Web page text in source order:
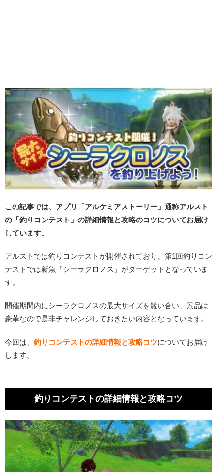
この記事では、アプリ「アルケミアストーリー」通称アルスト
の「釣りコンテスト」の詳細情報と攻略のコツについてお届け
しています。
アルストでは釣りコンテストが開催されており、第1回釣りコン
テストでは新魚「シーラクロノス」がターゲットとなっていま
す。
開催期間内にシーラクロノスの最大サイズを競い合い、景品は
豪華なので是非チャレンジしておきたい内容となっています。
今回は、 釣りコンテストの詳細情報と攻略コツについてお届け
します。
釣りコンテストの詳細情報と攻略コツ